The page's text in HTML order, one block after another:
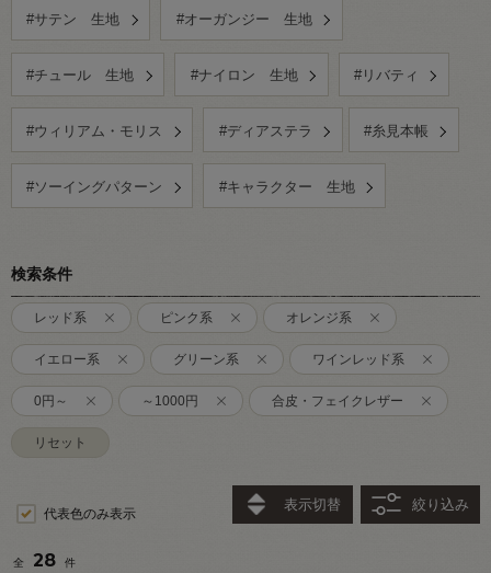
#サテン 生地 #オーガンジー 生地
#チュール 生地 #ナイロン 生地 #リバティ
#ウィリアム・モリス #ディアステラ #糸見本帳
#ソーイングパターン #キャラクター 生地
検索条件
レッド系 ピンク系 オレンジ系
イエロー系 グリーン系 ワインレッド系
0円～ ～1000円 合皮・フェイクレザー
リセット
代表色のみ表示
表示切替 絞り込み
全 28 件